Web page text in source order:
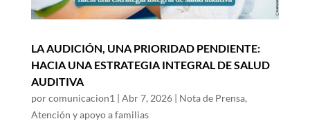
LA AUDICIÓN, UNA PRIORIDAD PENDIENTE:
HACIA UNA ESTRATEGIA INTEGRAL DE SALUD
AUDITIVA
porcomunicacion1 | Abr 7, 2026| Nota de Prensa,
Atención y apoyo a familias